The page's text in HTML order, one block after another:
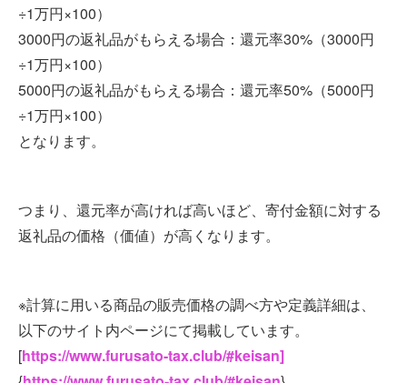
÷1万円×100）
3000円の返礼品がもらえる場合：還元率30%（3000円
÷1万円×100）
5000円の返礼品がもらえる場合：還元率50%（5000円
÷1万円×100）
となります。
つまり、還元率が高ければ高いほど、寄付金額に対する
返礼品の価格（価値）が高くなります。
※計算に用いる商品の販売価格の調べ方や定義詳細は、
以下のサイト内ページにて掲載しています。
[https://www.furusato-tax.club/#keisan]